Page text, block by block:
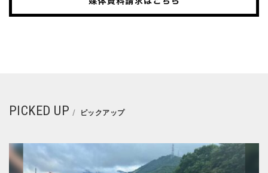
PICKED UP ピックアップ